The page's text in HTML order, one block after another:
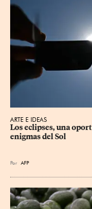
ARTE E IDEAS
Los eclipses, una
enigmas del Sol
Por AFP